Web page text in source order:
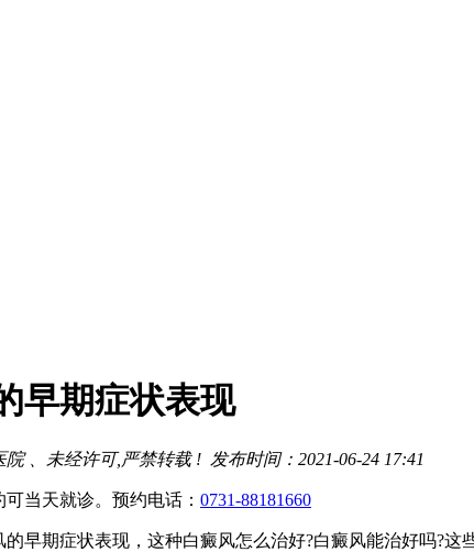
早期症状表现
、未经许可,严禁转载 ! 发布时间：2021-06-24 17:41
当天就诊。预约电话： 0731-88181660
期症状表现，这种白癜风怎么治好?白癜风能治好吗?这